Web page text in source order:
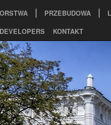
PRZEBUDOWA
DEVELOPERS KONTAKT